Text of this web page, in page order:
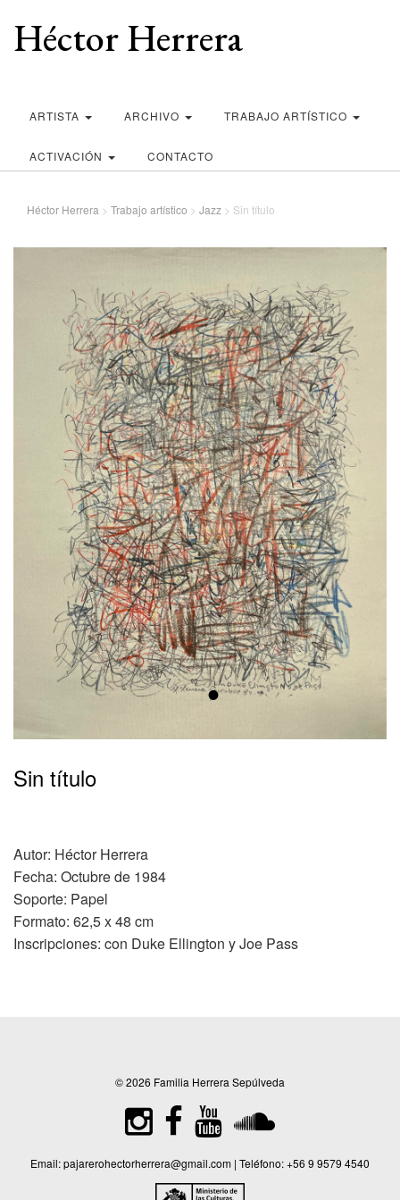
Héctor Herrera
ARTISTA ARCHIVO TRABAJO ARTÍSTICO
ACTIVACIÓN CONTACTO
Héctor Herrera > Trabajo artístico > Jazz > Sin título
•
Sin título
Autor: Héctor Herrera
Fecha: Octubre de 1984
Soporte: Papel
Formato: 62,5 x 48 cm
Inscripciones: con Duke Ellington y Joe Pass
© 2026 Familia Herrera Sepúlveda
Email:pajarerohectorherrera@gmail.com | Teléfono:+56 9 9579 4540